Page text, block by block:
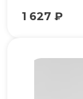
1 627 ₽